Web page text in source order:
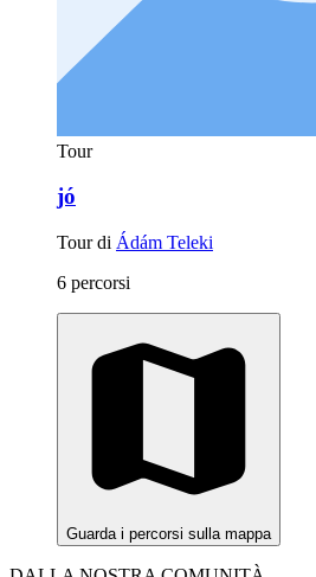
Tour
jó
Tour di Ádám Teleki
6 percorsi
Guarda i percorsi sulla mappa